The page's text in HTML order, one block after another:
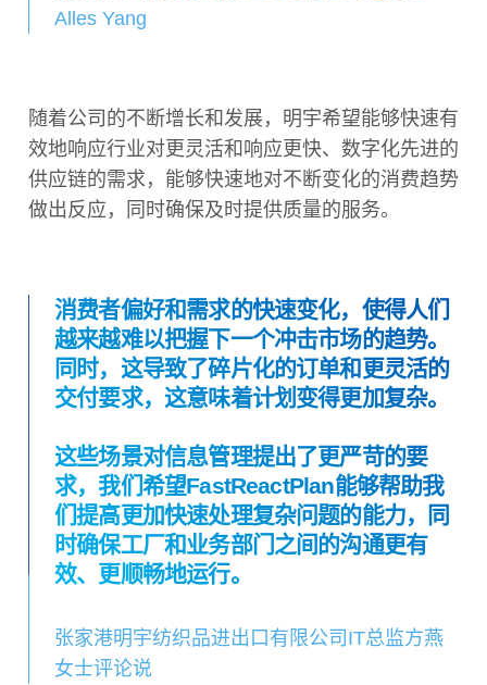
Alles Yang
随着公司的不断增长和发展，明宇希望能够快速有
效地响应行业对更灵活和响应更快、数字化先进的
供应链的需求，能够快速地对不断变化的消费趋势
做出反应，同时确保及时提供质量的服务。
消费者偏好和需求的快速变化，使得人们
越来越难以把握下一个冲击市场的趋势。
同时，这导致了碎片化的订单和更灵活的
交付要求，这意味着计划变得更加复杂。
这些场景对信息管理提出了更严苛的要
求，我们希望FastReactPlan能够帮助我
们提高更加快速处理复杂问题的能力，同
时确保工厂和业务部门之间的沟通更有
效、更顺畅地运行。
张家港明宇纺织品进出口有限公司IT总监方燕
女士评论说